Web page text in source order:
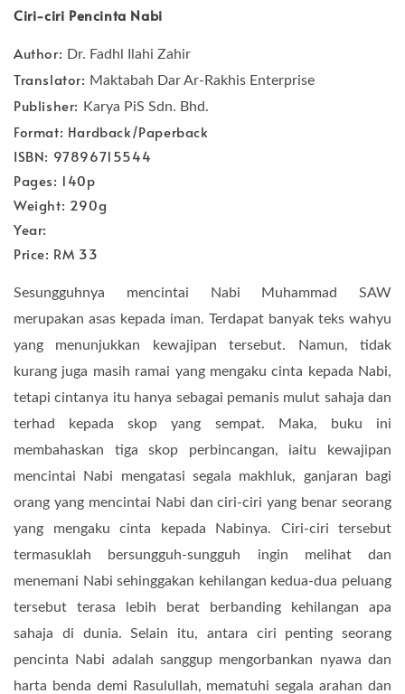
Ciri-ciri Pencinta Nabi
Author: Dr. Fadhl Ilahi Zahir
Translator: Maktabah Dar Ar-Rakhis Enterprise
Publisher: Karya PiS Sdn. Bhd.
Format: Hardback/Paperback
ISBN: 97896715544
Pages: 140p
Weight: 290g
Year:
Price: RM 33
Sesungguhnya mencintai Nabi Muhammad SAW
merupakan asas kepada iman. Terdapat banyak teks wahyu
yang menunjukkan kewajipan tersebut. Namun, tidak
kurang juga masih ramai yang mengaku cinta kepada Nabi,
tetapi cintanya itu hanya sebagai pemanis mulut sahaja dan
terhad kepada skop yang sempat. Maka, buku ini
membahaskan tiga skop perbincangan, iaitu kewajipan
mencintai Nabi mengatasi segala makhluk, ganjaran bagi
orang yang mencintai Nabi dan ciri-ciri yang benar seorang
yang mengaku cinta kepada Nabinya. Ciri-ciri tersebut
termasuklah bersungguh-sungguh ingin melihat dan
menemani Nabi sehinggakan kehilangan kedua-dua peluang
tersebut terasa lebih berat berbanding kehilangan apa
sahaja di dunia. Selain itu, antara ciri penting seorang
pencinta Nabi adalah sanggup mengorbankan nyawa dan
harta benda demi Rasulullah, mematuhi segala arahan dan